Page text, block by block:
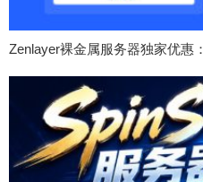
Zenlayer裸金属服务器独家优惠